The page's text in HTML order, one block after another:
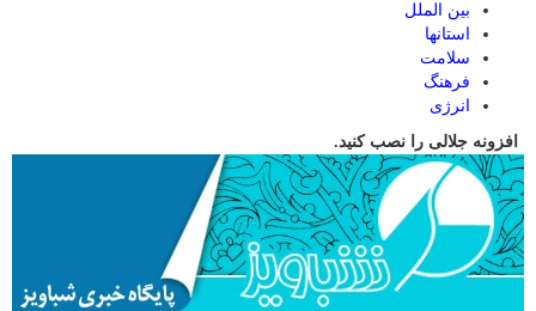
بین الملل
استانها
سلامت
فرهنگ
انرژی
افزونه جلالی را نصب کنید.